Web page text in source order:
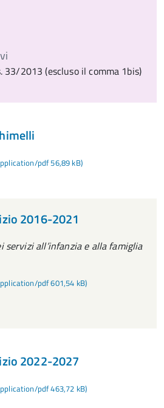
33/2013 (escluso il comma 1bis)
pdf 56,89 kB)
2016-2021
servizi all’infanzia e alla famiglia
pdf 601,54 kB)
2022-2027
pdf 463,72 kB)